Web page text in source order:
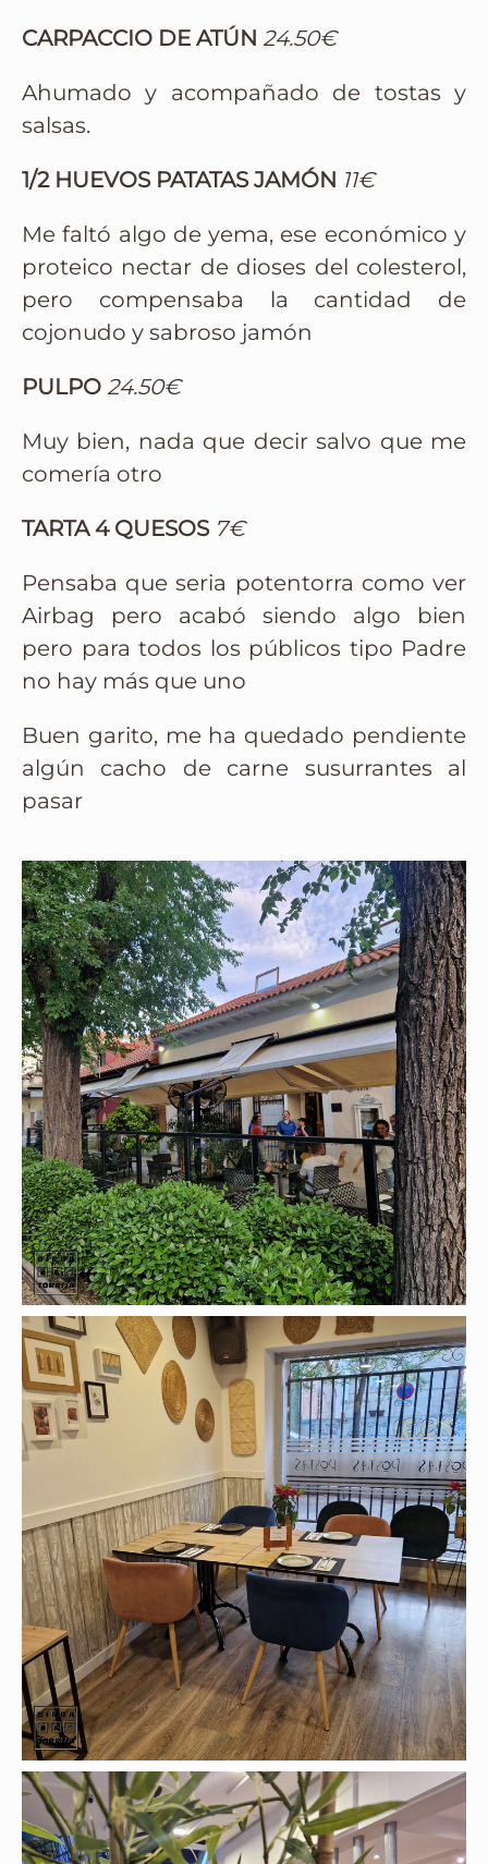
CARPACCIO DE ATÚN 24.50€
Ahumado y acompañado de tostas y
salsas.
1/2 HUEVOS PATATAS JAMÓN 11€
Me faltó algo de yema, ese económico y
proteico nectar de dioses del colesterol,
pero compensaba la cantidad de
cojonudo y sabroso jamón
PULPO 24.50€
Muy bien, nada que decir salvo que me
comería otro
TARTA 4 QUESOS 7€
Pensaba que seria potentorra como ver
Airbag pero acabó siendo algo bien
pero para todos los públicos tipo Padre
no hay más que uno
Buen garito, me ha quedado pendiente
algún cacho de carne susurrantes al
pasar